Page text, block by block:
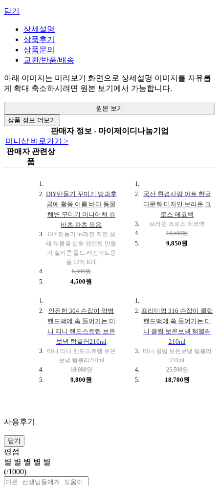
닫기
상세설명
상품후기
상품문의
교환/반품/배송
아래 이미지는 미리보기 화면으로 상세설명 이미지를 자유롭
게 확대 축소하시려면 원본 보기에서 가능합니다.
원본 보기
상품 정보 더보기
판매자 정보 - 마이제이디나눔기업
미니샵 바로가기 >
판매자 관련상
품
DIY만들기 꾸미기 방과후
공예 활동 여름 바다 동물
해변 꾸미기 미니어처 슈
비츠 파츠 모음
DIY만들기 uv레진 자연 생
태 누름꽃 압화 팬던트 만들
기 실리콘 몰드 레진아트용
품 12개 KIT
8,500원
4,500원
국산 환경사랑 아트 한글
다문화 디자인 브라운 크
로스 에코백
브라운 크로스 에코백
18,500원
9,850원
안전한 304 손잡이 약병
핸드백에 속 들어가는 미
니 티니 핸드스트랩 보온
보냉 텀블러210ml
미니 티니 핸드스트랩 보온
보냉 텀블러210ml
18,000원
9,800원
프리미엄 316 손잡이 클립
핸드백에 쏙 들어가는 미
니 클립 보온보냉 텀블러
210ml
미니 클립 보온보냉 텀블러
210ml
25,500원
18,700원
사용후기
닫기
평점
별 별 별 별 별
(/1000)